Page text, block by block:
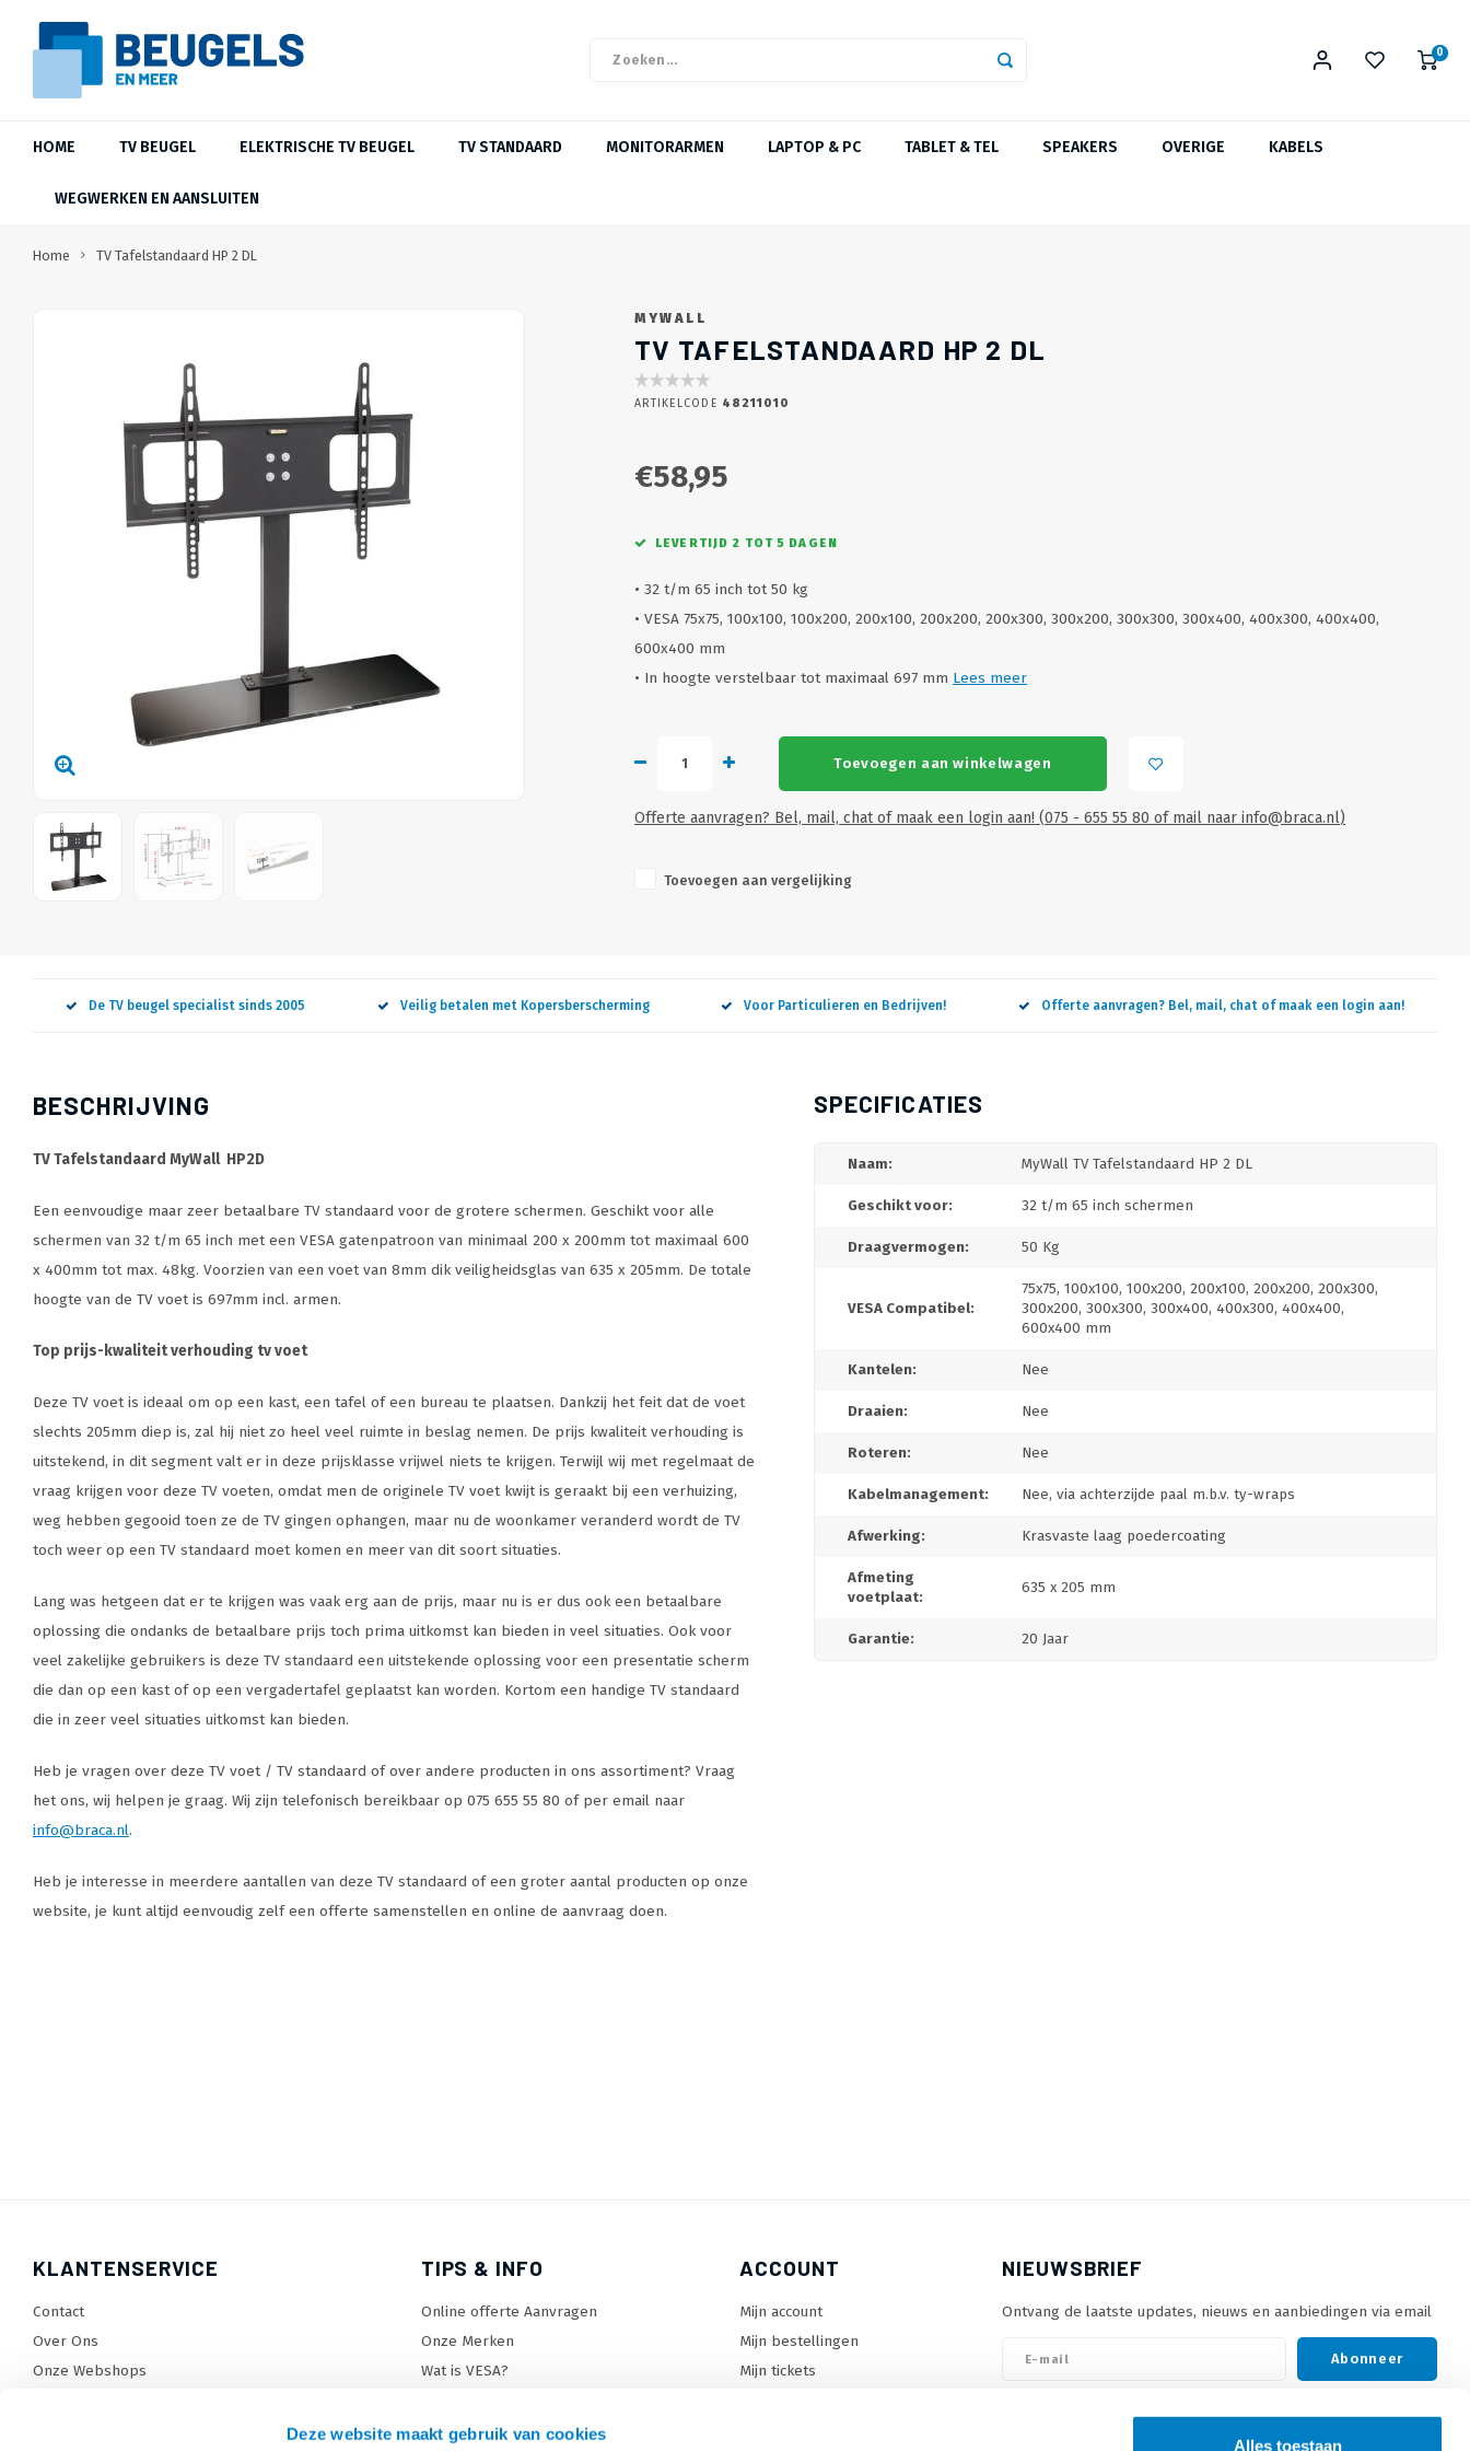
Deze website maakt gebruik van cookies
Alles toestaan
0
HOME TV BEUGEL ELEKTRISCHE TV BEUGEL TV STANDAARD MONITORARMEN LAPTOP & PC TABLET & TEL SPEAKERS OVERIGE KABELS
WEGWERKEN EN AANSLUITEN
Home TV Tafelstandaard HP 2 DL
MYWALL
TV TAFELSTANDAARD HP 2 DL
ARTIKELCODE 48211010
€58,95
LEVERTIJD 2 TOT 5 DAGEN
• 32 t/m 65 inch tot 50 kg
• VESA 75x75, 100x100, 100x200, 200x100, 200x200, 200x300, 300x200, 300x300, 300x400, 400x300, 400x400,
600x400 mm
• In hoogte verstelbaar tot maximaal 697 mm Lees meer
Toevoegen aan winkelwagen
Offerte aanvragen? Bel, mail, chat of maak een login aan! (075 - 655 55 80 of mail naar info@braca.nl)
Toevoegen aan vergelijking
De TV beugel specialist sinds 2005 Veilig betalen met Kopersberscherming Voor Particulieren en Bedrijven! Offerte aanvragen? Bel, mail, chat of maak een login aan!
BESCHRIJVING
TV Tafelstandaard MyWall HP2D
Een eenvoudige maar zeer betaalbare TV standaard voor de grotere schermen. Geschikt voor alle
schermen van 32 t/m 65 inch met een VESA gatenpatroon van minimaal 200 x 200mm tot maximaal 600
x 400mm tot max. 48kg. Voorzien van een voet van 8mm dik veiligheidsglas van 635 x 205mm. De totale
hoogte van de TV voet is 697mm incl. armen.
Top prijs-kwaliteit verhouding tv voet
Deze TV voet is ideaal om op een kast, een tafel of een bureau te plaatsen. Dankzij het feit dat de voet
slechts 205mm diep is, zal hij niet zo heel veel ruimte in beslag nemen. De prijs kwaliteit verhouding is
uitstekend, in dit segment valt er in deze prijsklasse vrijwel niets te krijgen. Terwijl wij met regelmaat de
vraag krijgen voor deze TV voeten, omdat men de originele TV voet kwijt is geraakt bij een verhuizing,
weg hebben gegooid toen ze de TV gingen ophangen, maar nu de woonkamer veranderd wordt de TV
toch weer op een TV standaard moet komen en meer van dit soort situaties.
Lang was hetgeen dat er te krijgen was vaak erg aan de prijs, maar nu is er dus ook een betaalbare
oplossing die ondanks de betaalbare prijs toch prima uitkomst kan bieden in veel situaties. Ook voor
veel zakelijke gebruikers is deze TV standaard een uitstekende oplossing voor een presentatie scherm
die dan op een kast of op een vergadertafel geplaatst kan worden. Kortom een handige TV standaard
die in zeer veel situaties uitkomst kan bieden.
Heb je vragen over deze TV voet / TV standaard of over andere producten in ons assortiment? Vraag
het ons, wij helpen je graag. Wij zijn telefonisch bereikbaar op 075 655 55 80 of per email naar
info@braca.nl.
Heb je interesse in meerdere aantallen van deze TV standaard of een groter aantal producten op onze
website, je kunt altijd eenvoudig zelf een offerte samenstellen en online de aanvraag doen.
SPECIFICATIES
Naam: MyWall TV Tafelstandaard HP 2 DL
Geschikt voor: 32 t/m 65 inch schermen
Draagvermogen: 50 Kg
VESA Compatibel:
75x75, 100x100, 100x200, 200x100, 200x200, 200x300,
300x200, 300x300, 300x400, 400x300, 400x400,
600x400 mm
Kantelen: Nee
Draaien: Nee
Roteren: Nee
Kabelmanagement: Nee, via achterzijde paal m.b.v. ty-wraps
Afwerking: Krasvaste laag poedercoating
Afmeting
voetplaat:
635 x 205 mm
Garantie: 20 Jaar
KLANTENSERVICE
Contact
Over Ons
Onze Webshops
TIPS & INFO
Online offerte Aanvragen
Onze Merken
Wat is VESA?
TV standaard keuzehulp
ACCOUNT
Mijn account
Mijn bestellingen
Mijn tickets
NIEUWSBRIEF
Ontvang de laatste updates, nieuws en aanbiedingen via email
Abonneer